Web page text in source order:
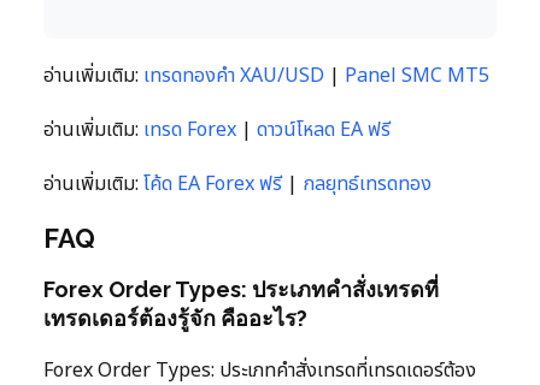
อ่านเพิ่มเติม: เทรดทองคำ XAU/USD | Panel SMC MT5
อ่านเพิ่มเติม: เทรด Forex | ดาวน์โหลด EA ฟรี
อ่านเพิ่มเติม: โค้ด EA Forex ฟรี| กลยุทธ์เทรดทอง
FAQ
Forex Order Types: ประเภทคำสั่งเทรดที่
เทรดเดอร์ต้องรู้จัก คืออะไร?
Forex Order Types: ประเภทคำสั่งเทรดที่เทรดเดอร์ต้อง